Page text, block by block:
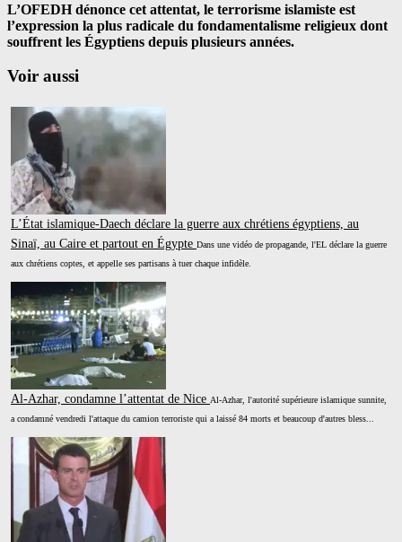
L’OFEDH dénonce cet attentat, le terrorisme islamiste est
l’expression la plus radicale du fondamentalisme religieux dont
souffrent les Égyptiens depuis plusieurs années.
Voir aussi
L’État islamique-Daech déclare la guerre aux chrétiens égyptiens, au
Sinaï, au Caire et partout en Égypte Dans une vidéo de propagande, l'EL déclare la guerre
aux chrétiens coptes, et appelle ses partisans à tuer chaque infidèle.
Al-Azhar, condamne l’attentat de Nice Al-Azhar, l'autorité supérieure islamique sunnite,
a condamné vendredi l'attaque du camion terroriste qui a laissé 84 morts et beaucoup d'autres bless...